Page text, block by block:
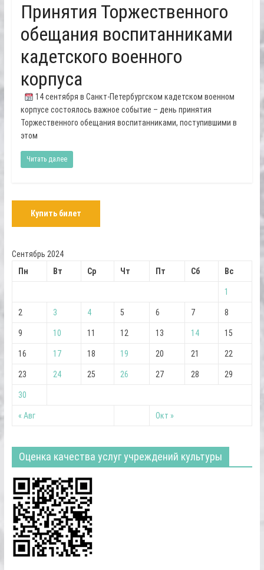
Принятия Торжественного
обещания воспитанниками
кадетского военного
корпуса
14 сентября в Санкт-Петербургском кадетском военном
корпусе состоялось важное событие – день принятия
Торжественного обещания воспитанниками, поступившими в
этом
Читать далее
Купить билет
Сентябрь 2024
Пн
Вт Ср Чт Пт Сб Вс
« Авг Окт »
1
2 3 4 5 6 7 8
9 10 11 12 13 14 15
16 17 18 19 20 21 22
23 24 25 26 27 28 29
30
Оценка качества услуг учреждений культуры